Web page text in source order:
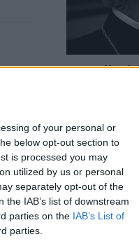
of your personal or
below opt-out section to
is processed you may
utilized by us or personal
separately opt-out of the
IAB’s list of downstream
parties on the IAB’s List of
parties.
Kard.